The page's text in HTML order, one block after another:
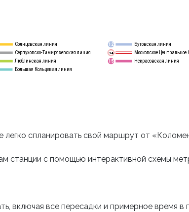
Солнцевская линия
Серпуховско-Тимирязевская линия
Люблинская линия
Бутовская линия
Московское Центральное
Большая Кольцевая линия
Некрасовская линия
12
15
14
спланировать свой маршрут от
станции с помощью интерактивной схемы
включая все пересадки и примерное время в